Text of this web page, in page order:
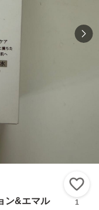
ン&エマル
1